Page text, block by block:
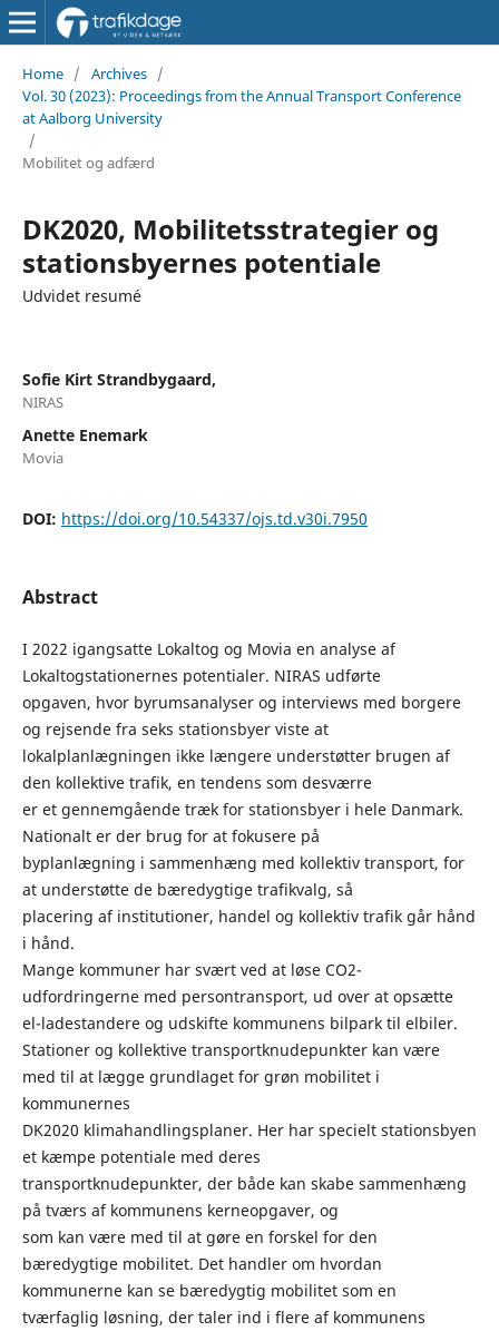
Home / Archives /
Vol. 30 (2023): Proceedings from the Annual Transport Conference
at Aalborg University
/
Mobilitet og adfærd
DK2020, Mobilitetsstrategier og
stationsbyernes potentiale
Udvidet resumé
Sofie Kirt Strandbygaard,
NIRAS
Anette Enemark
Movia
DOI: https://doi.org/10.54337/ojs.td.v30i.7950
Abstract
I 2022 igangsatte Lokaltog og Movia en analyse af
Lokaltogstationernes potentialer. NIRAS udførte
opgaven, hvor byrumsanalyser og interviews med borgere
og rejsende fra seks stationsbyer viste at
lokalplanlægningen ikke længere understøtter brugen af
den kollektive trafik, en tendens som desværre
er et gennemgående træk for stationsbyer i hele Danmark.
Nationalt er der brug for at fokusere på
byplanlægning i sammenhæng med kollektiv transport, for
at understøtte de bæredygtige trafikvalg, så
placering af institutioner, handel og kollektiv trafik går hånd
i hånd.
Mange kommuner har svært ved at løse CO2-
udfordringerne med persontransport, ud over at opsætte
el-ladestandere og udskifte kommunens bilpark til elbiler.
Stationer og kollektive transportknudepunkter kan være
med til at lægge grundlaget for grøn mobilitet i
kommunernes
DK2020 klimahandlingsplaner. Her har specielt stationsbyen
et kæmpe potentiale med deres
transportknudepunkter, der både kan skabe sammenhæng
på tværs af kommunens kerneopgaver, og
som kan være med til at gøre en forskel for den
bæredygtige mobilitet. Det handler om hvordan
kommunerne kan se bæredygtig mobilitet som en
tværfaglig løsning, der taler ind i flere af kommunens